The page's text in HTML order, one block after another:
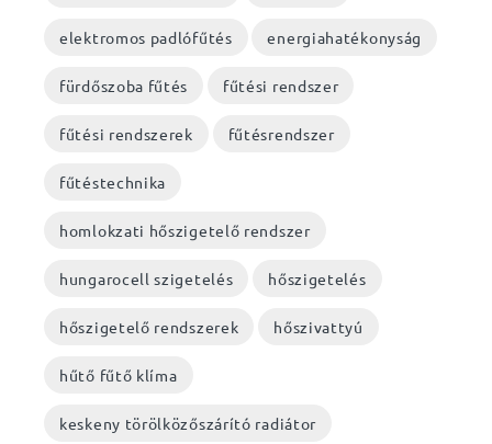
elektromos padlófűtés energiahatékonyság
fürdőszoba fűtés fűtési rendszer
fűtési rendszerek fűtésrendszer
fűtéstechnika
homlokzati hőszigetelő rendszer
hungarocell szigetelés hőszigetelés
hőszigetelő rendszerek hőszivattyú
hűtő fűtő klíma
keskeny törölközőszárító radiátor